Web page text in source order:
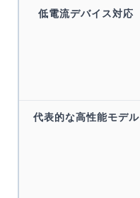
低電流デバイス対応
代表的な高性能モデル